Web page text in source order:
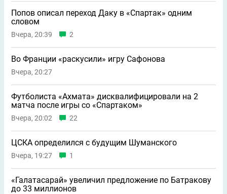
Попов описал переход Даку в «Спартак» одним
словом
Вчера, 20:39 2
Во Франции «раскусили» игру Сафонова
Вчера, 20:27
Футболиста «Ахмата» дисквалифицировали на 2
матча после игры со «Спартаком»
Вчера, 20:02 22
ЦСКА определился с будущим Шуманского
Вчера, 19:27 1
«Галатасарай» увеличил предложение по Батракову
до 33 миллионов